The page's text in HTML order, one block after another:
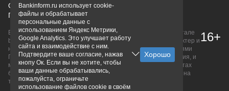
О проектеПолитика конфиденциальности
Правовая информацияДля рекламодателей
Вся информация о продуктах банков, размещенная на портале
bankinform.ru, носит исключительно ознакомительный характер и
не является публичной офертой, определяемой положениями
ГК РФ. Информация не содержит точного и полного описания, и
может быть изменена. Конечные условия уточняйте на сайтах
банков или при личном обращении. Исключительное право на
товарные знаки принадлежит их правообладателям.
16+
Bankinform.ru использует cookie-
файлы и обрабатывает
персональные данные с
использованием Яндекс Метрики,
Google Analytics. Это улучшает работу
сайта и взаимодействие с ним.
Подтвердите ваше согласие, нажав
кнопу Ок. Если вы не хотите, чтобы
ваши данные обрабатывались,
пожалуйста, ограничьте
использование файлов cookie в своём